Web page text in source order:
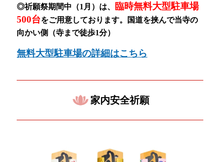
◎祈願祭期間中（1月） は、 臨時無料大型駐車場
500台をご用意しております。
国道を挟んで当寺の
向かい側（寺まで徒歩1分）
無料大型駐車場の詳細はこちら
家内安全祈願